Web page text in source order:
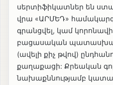
սերտիֆիկատներ են
վրա «ԱՐՄԵԴ»
գրանցվել, կամ
բացասական
(ավելի քիչ թվով)
քաղաքացի: Քրեական
նախաքննությամբ